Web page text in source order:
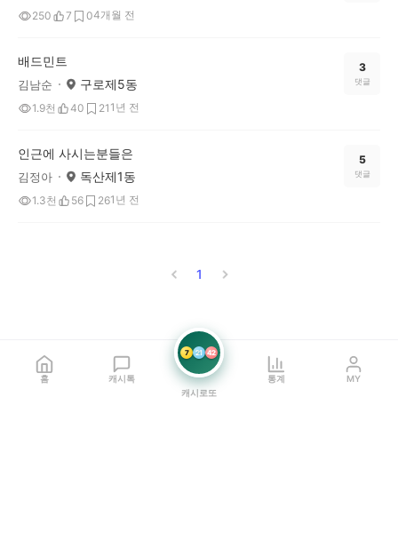
250 7 04개월 전
배드민트
김남순 구로제5동
1.9천 40 21 1년 전
3
댓글
인근에 사시는분들은
김정아 독산제1동
1.3천 56 261년 전
5
댓글
1
홈 캐시톡
7 21 42
캐시로또
통계 MY